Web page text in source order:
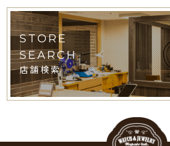
STORE
SEARCH
店舗検索